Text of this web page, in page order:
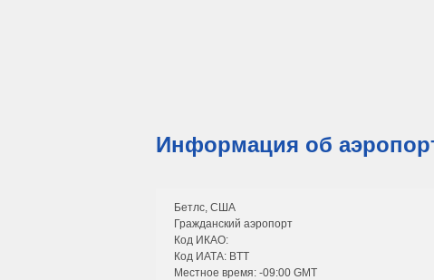
Информация об
Бетлс, США
Гражданский аэропорт
Код ИКАО:
Код ИАТА: BTT
Местное время: -09:00 GMT